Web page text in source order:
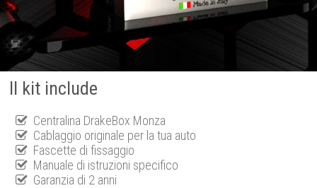
Il kit include
Centralina DrakeBox Monza
Cablaggio originale per la tua auto
Fascette di fissaggio
Manuale di istruzioni specifico
Garanzia di 2 anni